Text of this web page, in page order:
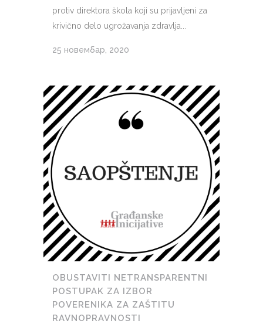
protiv direktora škola koji su prijavljeni za
krivično delo ugrožavanja zdravlja...
25 новембар, 2020
OBUSTAVITI NETRANSPARENTNI
POSTUPAK ZA IZBOR
POVERENIKA ZA ZAŠTITU
RAVNOPRAVNOSTI